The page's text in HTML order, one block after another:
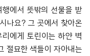
에서 뜻밖의 선물을 받
나요? 그 곳에서 찾아온
에게 토린이는 하얀 벽
절묘한 색들이 자아내는